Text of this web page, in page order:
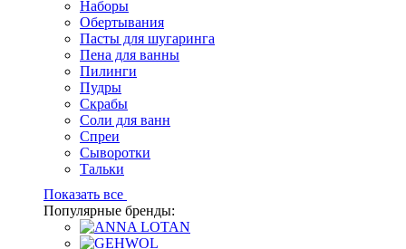
Наборы
Обертывания
Пасты для шугаринга
Пена для ванны
Пилинги
Пудры
Скрабы
Соли для ванн
Спреи
Сыворотки
Тальки
Показать все
Популярные бренды: